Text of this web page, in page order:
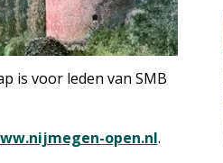
is voor leden van SMB
open.nl.